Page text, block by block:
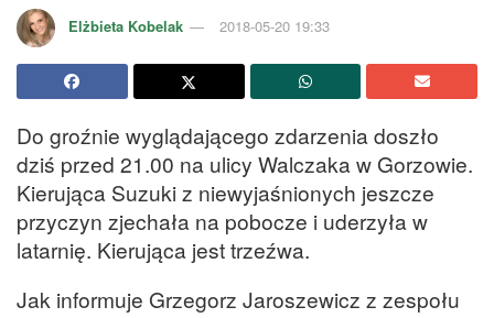
Elżbieta Kobelak 2018-05-20 19:33
Do groźnie wyglądającego zdarzenia doszło
dziś przed 21.00 na ulicy Walczaka w Gorzowie.
Kierująca Suzuki z niewyjaśnionych jeszcze
przyczyn zjechała na pobocze i uderzyła w
latarnię. Kierująca jest trzeźwa.
Jak informuje Grzegorz Jaroszewicz z zespołu